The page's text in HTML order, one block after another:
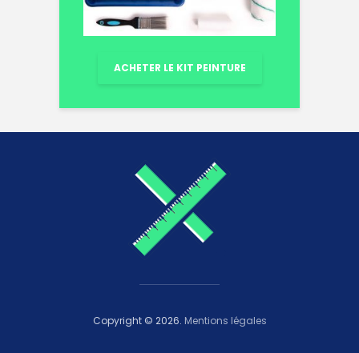
ACHETER LE KIT PEINTURE
Copyright © 2026. Mentions légales